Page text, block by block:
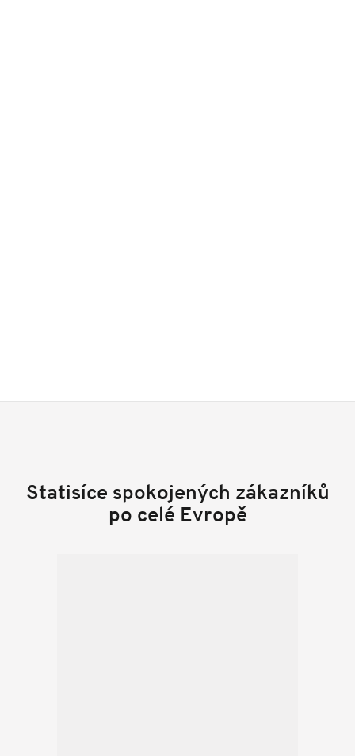
Statisíce spokojených zákazníků
po celé Evropě